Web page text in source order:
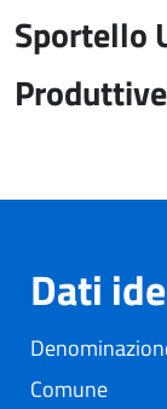
Sportello
Dati
Comune